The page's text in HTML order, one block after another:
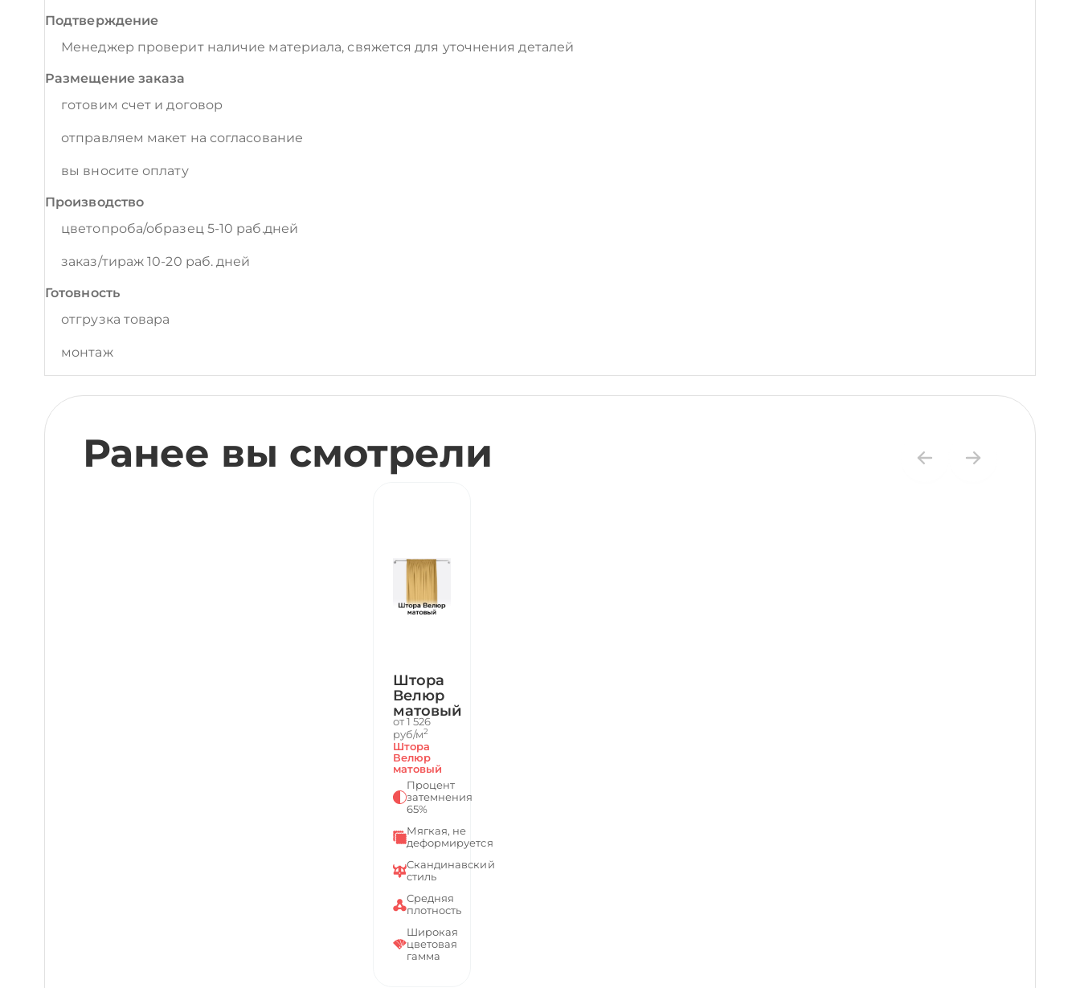
Подтверждение
Менеджер проверит наличие материала, свяжется для уточнения деталей
Размещение заказа
готовим счет и договор
отправляем макет на согласование
вы вносите оплату
Производство
цветопроба/образец 5-10 раб.дней
заказ/тираж 10-20 раб. дней
Готовность
отгрузка товара
монтаж
Ранее вы смотрели
Штора
Велюр
матовый
от 1 526
руб/м2
Штора
Велюр
матовый
Процент
затемнения
65%
Мягкая, не
деформируется
Скандинавский
стиль
Средняя
плотность
Широкая
цветовая
гамма